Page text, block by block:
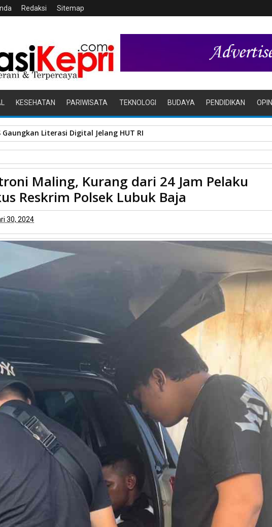
Redaksi Sitemap
KESEHATAN PARIWISATA TEKNOLOGI BUDAYA PENDIDIKAN OPINI
Gaungkan Literasi Digital Jelang HUT RI
Maling, Kurang dari 24 Jam Pelaku Berhasil di Ringkus Reskrim Polsek Lubuk Baja
Maling, Kurang dari 24 Jam Pelaku
Reskrim Polsek Lubuk Baja
30, 2024